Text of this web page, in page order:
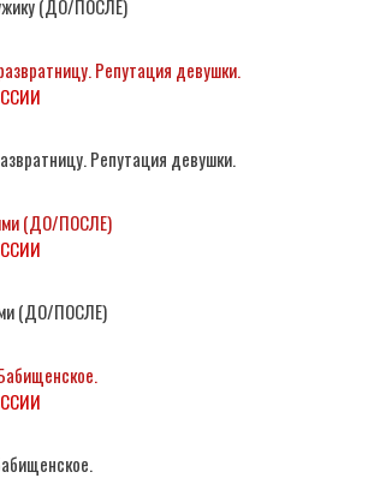
(ДО/ПОСЛЕ)
Репутация девушки.
Репутация девушки.
(ДО/ПОСЛЕ)
(ДО/ПОСЛЕ)